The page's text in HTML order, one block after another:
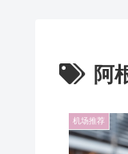
阿
机场推荐